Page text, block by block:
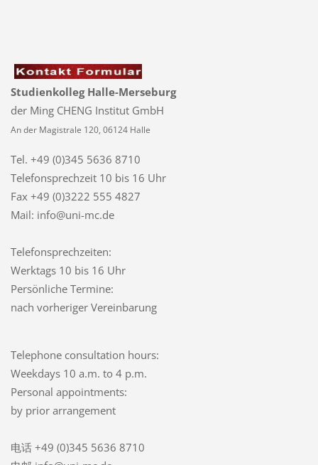
Studienkolleg Halle-Merseburg
der Ming CHENG Institut GmbH
An der Magistrale 120, 06124 Halle
Tel. +49 (0)345 5636 8710
Telefonsprechzeit 10 bis 16 Uhr
Fax +49 (0)3222 555 4827
Mail: info@uni-mc.de
Telefonsprechzeiten:
Werktags 10 bis 16 Uhr
Persönliche Termine:
nach vorheriger Vereinbarung
Telephone consultation hours:
Weekdays 10 a.m. to 4 p.m.
Personal appointments:
by prior arrangement
电话 +49 (0)345 5636 8710